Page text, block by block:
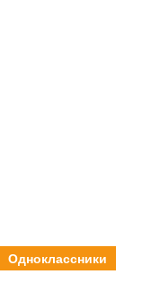
Одноклассники